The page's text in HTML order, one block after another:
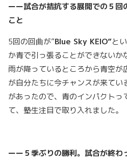
ーー試合が拮抗する展開での５回
こと
5回の回曲が”Blue Sky KEIO”と
か青で引っ張ることができないか
雨が降っているところから青空が
が自分たちに今チャンスが来てい
があったので、青のインパクトっ
て、塾生注目で取り入れました。
ーー５季ぶりの勝利。試合が終わ